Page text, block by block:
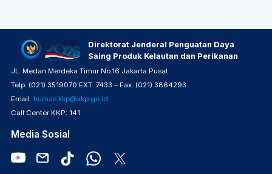
Direktorat Jenderal Penguatan Daya
Saing Produk Kelautan dan Perikanan
JL. Medan Merdeka Timur No.16 Jakarta Pusat
Telp. (021) 3519070 EXT. 7433 – Fax. (021) 3864293
Email: humas.kkp@kkp.go.id
Call Center KKP: 141
Media Sosial